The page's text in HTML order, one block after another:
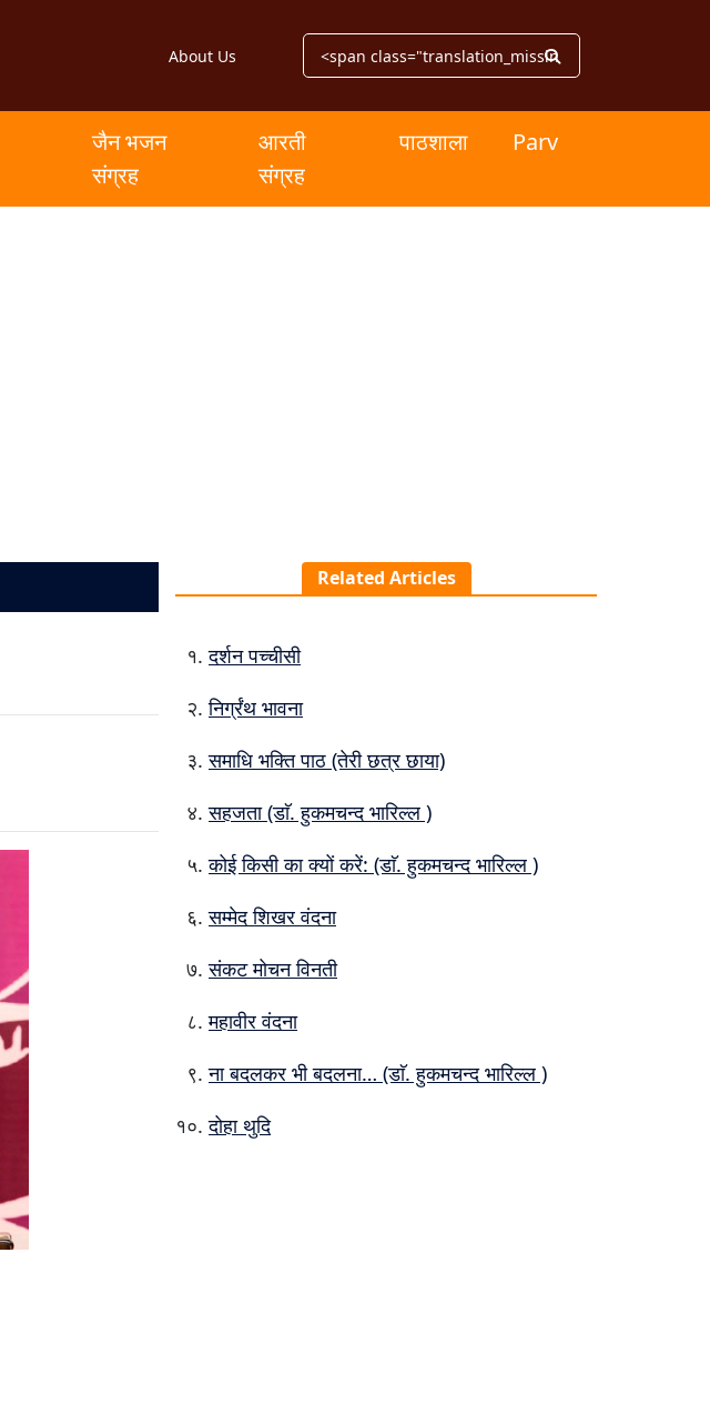
About Us
जैन भजन
संग्रह
आरती
संग्रह
पाठशाला Parv
Related Articles
दर्शन पच्चीसी
निर्ग्रंथ भावना
समाधि भक्ति पाठ (तेरी छत्र छाया)
सहजता (डाॅ. हुकमचन्द भारिल्ल )
कोई किसी का क्यों करें: (डाॅ. हुकमचन्द भारिल्ल )
सम्मेद शिखर वंदना
संकट मोचन विनती
महावीर वंदना
ना बदलकर भी बदलना… (डाॅ. हुकमचन्द भारिल्ल )
दोहा थुदि